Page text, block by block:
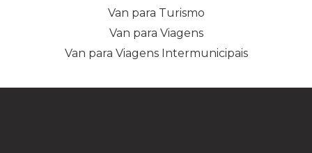
Van para Turismo
Van para Viagens
Van para Viagens Intermunicipais